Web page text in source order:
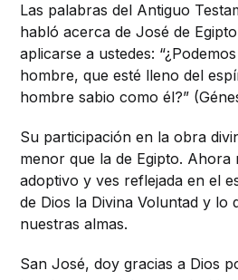
Las palabras del Antiguo
habló acerca de José de
aplicarse a ustedes:
hombre, que esté lleno del
hombre sabio como él?”
Su participación en la obra
menor que la de Egipto. Ahora
adoptivo y ves reflejada en el
de Dios la Divina Voluntad y lo
nuestras almas.
San José, doy gracias a Dios